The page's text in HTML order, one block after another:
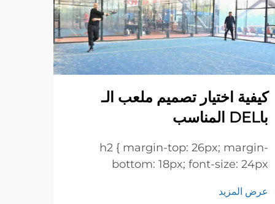
كيفية اختيار تصميم ملعب الـ
باDEL المناسب
h2 { margin-top: 26px; margin-
bottom: 18px; font-size: 24px
height: normal; } h3 { margin-top:
عرض المزيد